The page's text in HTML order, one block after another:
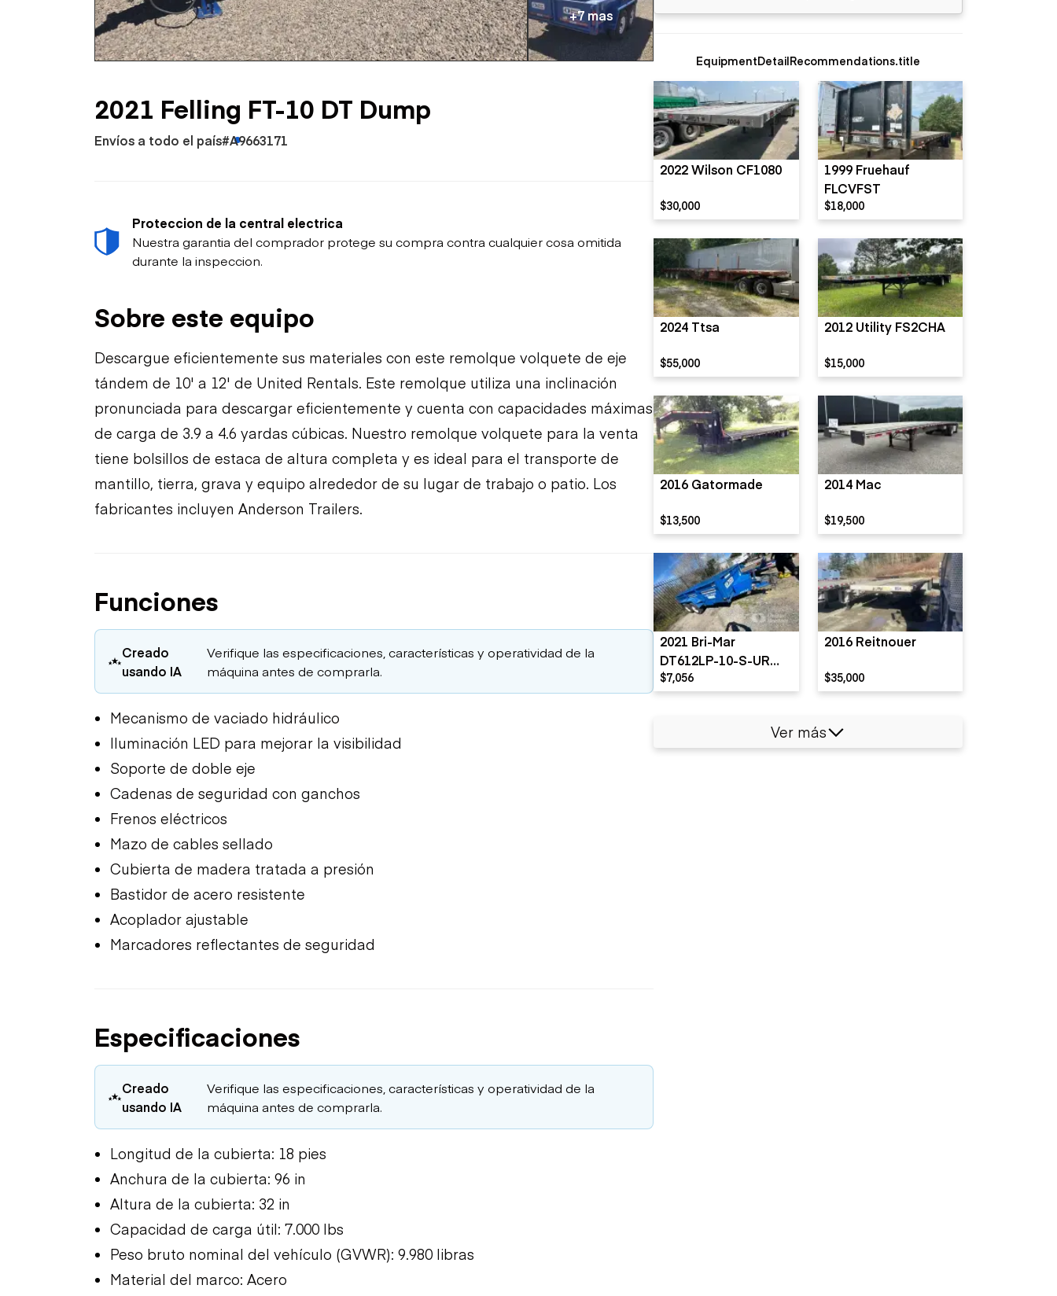
Petróleo y gas
Excavadoras
Motoniveladoras
Minicargadoras
Cargadoras de ruedas
Trailers
Remolques volcados
Remolques de
plataforma
+7 mas
2021 Felling FT-10 DT Dump
Envíos a todo el país#A9663171
Proteccion de la central electrica
Nuestra garantia del comprador protege su compra contra cualquier cosa omitida
durante la inspeccion.
Sobre este equipo
Descargue eficientemente sus materiales con este remolque volquete de eje
tándem de 10' a 12' de United Rentals. Este remolque utiliza una inclinación
pronunciada para descargar eficientemente y cuenta con capacidades máximas
de carga de 3.9 a 4.6 yardas cúbicas. Nuestro remolque volquete para la venta
tiene bolsillos de estaca de altura completa y es ideal para el transporte de
mantillo, tierra, grava y equipo alrededor de su lugar de trabajo o patio. Los
fabricantes incluyen Anderson Trailers.
Funciones
Creado
usando IA
Verifique las especificaciones, características y operatividad de la
máquina antes de comprarla.
Mecanismo de vaciado hidráulico
Iluminación LED para mejorar la visibilidad
Soporte de doble eje
Cadenas de seguridad con ganchos
Frenos eléctricos
Mazo de cables sellado
Cubierta de madera tratada a presión
Bastidor de acero resistente
Acoplador ajustable
Marcadores reflectantes de seguridad
Especificaciones
Creado
usando IA
Verifique las especificaciones, características y operatividad de la
máquina antes de comprarla.
Longitud de la cubierta: 18 pies
Anchura de la cubierta: 96 in
Altura de la cubierta: 32 in
Capacidad de carga útil: 7.000 lbs
Peso bruto nominal del vehículo (GVWR): 9.980 libras
Material del marco: Acero
EquipmentDetailRecommendations.title
2022 Wilson CF1080
$30,000
1999 Fruehauf
FLCVFST
$18,000
2024 Ttsa
$55,000
2012 Utility FS2CHA
$15,000
2016 Gatormade
$13,500
2014 Mac
$19,500
2021 Bri-Mar
DT612LP-10-S-UR
Dump
$7,056
2016 Reitnouer
$35,000
Ver más